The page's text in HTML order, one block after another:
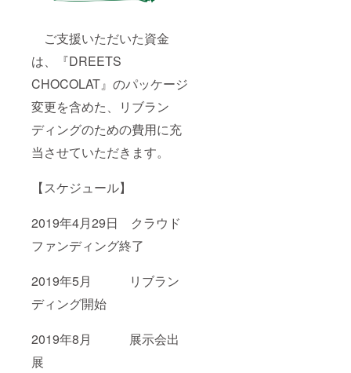
ご支援いただいた資金
は、『DREETS
CHOCOLAT』のパッケージ
変更を含めた、リブラン
ディングのための費用に充
当させていただきます。
【スケジュール】
2019年4月29日 クラウド
ファンディング終了
2019年5月 リブラン
ディング開始
2019年8月 展示会出
展